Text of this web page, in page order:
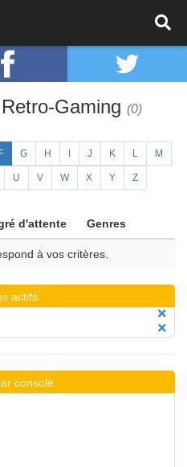
Gaming (0)
F G H J K L M
U V W X Y Z
d'attente Genres
à vos critères.
actifs
console